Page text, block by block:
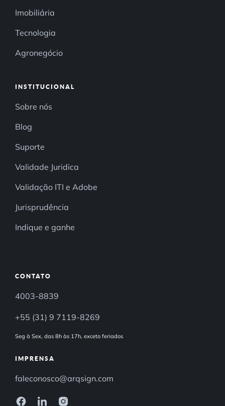
Imobiliária
Tecnologia
Agronegócio
INSTITUCIONAL
Sobre nós
Blog
Suporte
Validade Juridica
Validação ITI e Adobe
Jurisprudência
Indique e ganhe
CONTATO
4003-8839
+55 (31) 9 7119-8269
Seg à Sex, das 8h às 17h, exceto feriados
IMPRENSA
faleconosco@arqsign.com